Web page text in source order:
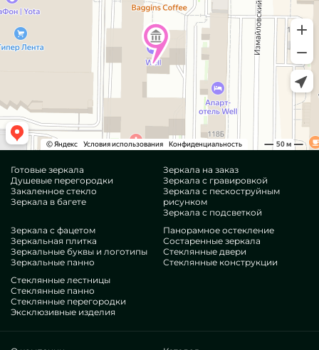
Готовые зеркала
Душевые перегородки
Закаленное стекло
Зеркала в багете
Зеркала на заказ
Зеркала с гравировкой
Зеркала с пескоструйным
рисунком
Зеркала с подсветкой
Зеркала с фацетом
Зеркальная плитка
Зеркальные буквы и логотипы
Зеркальные панно
Панорамное остекление
Состаренные зеркала
Стеклянные двери
Стеклянные конструкции
Стеклянные лестницы
Стеклянные панно
Стеклянные перегородки
Эксклюзивные изделия